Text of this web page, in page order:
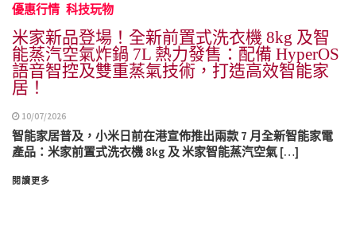
優惠行情 科技玩物
米家新品登場！全新前置式洗衣機 8kg 及智
能蒸汽空氣炸鍋 7L 熱力發售：配備 HyperOS
語音智控及雙重蒸氣技術，打造高效智能家
居！
10/07/2026
智能家居普及，小米日前在港宣佈推出兩款 7 月全新智能家電
產品：米家前置式洗衣機 8kg 及 米家智能蒸汽空氣 […]
閱讀更多